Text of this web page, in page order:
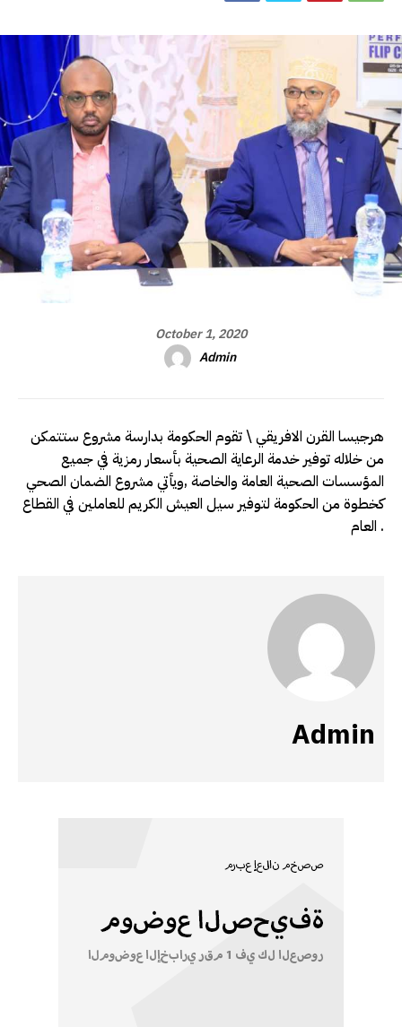
October 1, 2020
Admin
هرجيسا القرن الافريقي \ تقوم الحكومة بدارسة مشروع ستتمكن
من خلاله توفير خدمة الرعاية الصحية بأسعار رمزية في جميع
المؤسسات الصحية العامة والخاصة ,ويأتي مشروع الضمان الصحي
كخطوة من الحكومة لتوفير سيل العيش الكريم للعاملين في القطاع
العام .
Admin